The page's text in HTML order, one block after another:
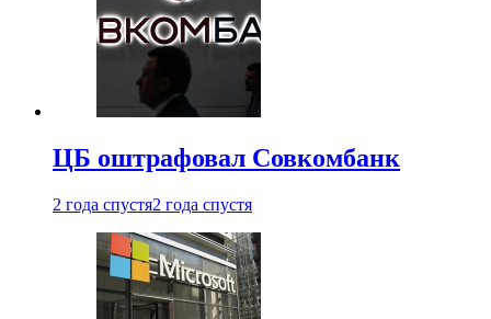
ЦБ оштрафовал Совкомбанк
2 года спустя2 года спустя